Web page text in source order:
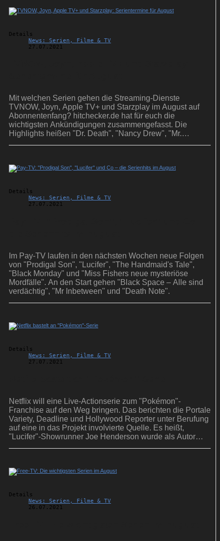
Details
News: Serien, Filme & TV
27.07.2021
Mit welchen Serien gehen die Streaming-Dienste
TVNOW, Joyn, Apple TV+ und Starzplay im August auf
Abonnentenfang? hitchecker.de hat für euch die
wichtigsten Ankündigungen zusammengefasst. Die
Highlights heißen "Dr. Death", "Nancy Drew", "Mr.
Details
News: Serien, Filme & TV
27.07.2021
Im Pay-TV laufen in den nächsten Wochen neue Folgen
von "Prodigal Son", "Lucifer", "The Handmaid's Tale",
"Black Monday" und "Miss Fishers neue mysteriöse
Mordfälle". An den Start gehen "Black Space – Alle sind
verdächtig", "Mr Inbetween" und "Death Note".
Details
News: Serien, Filme & TV
27.07.2021
Netflix will eine Live-Actionserie zum "Pokémon"-
Franchise auf den Weg bringen. Das berichten die Portale
Variety, Deadline und Hollywood Reporter unter Berufung
auf eine in das Projekt involvierte Quelle. Es heißt,
"Lucifer"-Showrunner Joe Henderson wurde als Autor
Details
News: Serien, Filme & TV
26.07.2021